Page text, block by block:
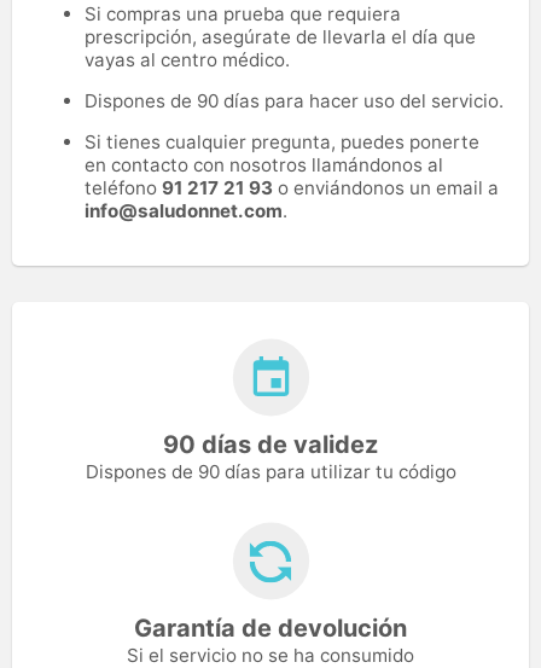
Si compras una prueba que requiera
prescripción, asegúrate de llevarla el día que
vayas al centro médico.
Dispones de 90 días para hacer uso del servicio.
Si tienes cualquier pregunta, puedes ponerte
en contacto con nosotros llamándonos al
teléfono 91 217 21 93 o enviándonos un email a
info@saludonnet.com.
90 días de validez
Dispones de 90 días para utilizar tu código
Garantía de devolución
Si el servicio no se ha consumido